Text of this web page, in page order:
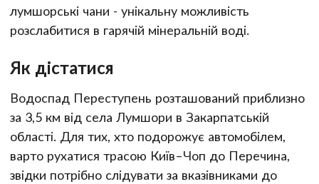
лумшорські чани - унікальну можливість
розслабитися в гарячій мінеральній воді.
Як дістатися
Водоспад Переступень розташований приблизно
за 3,5 км від села Лумшори в Закарпатській
області. Для тих, хто подорожує автомобілем,
варто рухатися трасою Київ–Чоп до Перечина,
звідки потрібно слідувати за вказівниками до